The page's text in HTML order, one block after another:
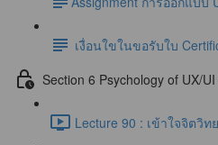
เงื่อนใขในขอรับใบ
Section 6 Psychology of UX/
Lecture 90 : เข้าใจจิตวิท